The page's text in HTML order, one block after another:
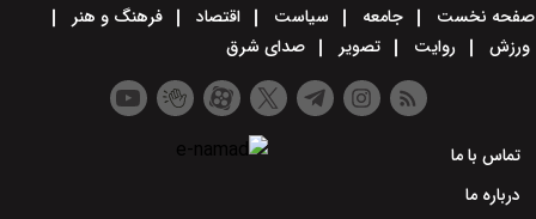
صفحه نخست جامعه سیاست اقتصاد
فرهنگ و هنر
ورزش
روایت تصویر صدای شرق
تماس با ما
درباره ما